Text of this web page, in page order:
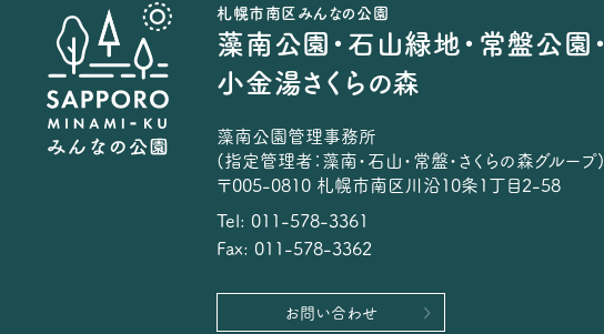
札幌市南区みんなの公園
藻南公園・石山緑地・常盤公園・
小金湯さくらの森
藻南公園管理事務所
(指定管理者：藻南・石山・常盤・さくらの森グループ)
〒005-0810 札幌市南区川沿10条1丁目2-58
Tel: 011-578-3361
Fax: 011-578-3362
お問い合わせ